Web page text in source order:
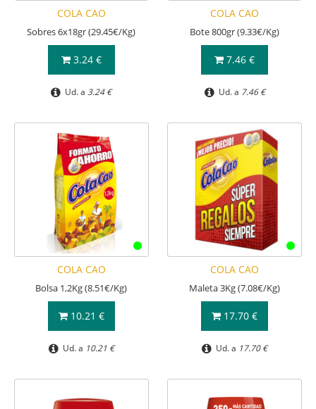
COLA CAO
Sobres 6x18gr (29.45€/Kg)
3.24 €
Ud. a 3.24 €
COLA CAO
Bote 800gr (9.33€/Kg)
7.46 €
Ud. a 7.46 €
COLA CAO
Bolsa 1,2Kg (8.51€/Kg)
10.21 €
Ud. a 10.21 €
COLA CAO
Maleta 3Kg (7.08€/Kg)
17.70 €
Ud. a 17.70 €